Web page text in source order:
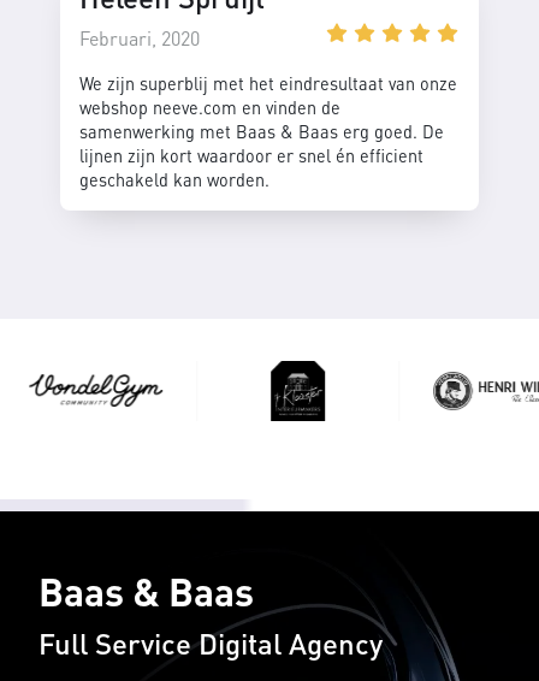
Februari, 2020
We zijn superblij met het eindresultaat van onze
webshop neeve.com en vinden de
samenwerking met Baas & Baas erg goed. De
lijnen zijn kort waardoor er snel én efficient
geschakeld kan worden.
Baas & Baas
Full Service Digital Agency